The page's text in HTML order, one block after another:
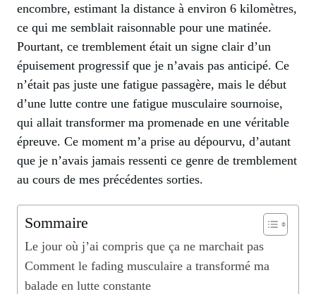
encombre, estimant la distance à environ 6 kilomètres,
ce qui me semblait raisonnable pour une matinée.
Pourtant, ce tremblement était un signe clair d’un
épuisement progressif que je n’avais pas anticipé. Ce
n’était pas juste une fatigue passagère, mais le début
d’une lutte contre une fatigue musculaire sournoise,
qui allait transformer ma promenade en une véritable
épreuve. Ce moment m’a prise au dépourvu, d’autant
que je n’avais jamais ressenti ce genre de tremblement
au cours de mes précédentes sorties.
Sommaire
Le jour où j’ai compris que ça ne marchait pas
Comment le fading musculaire a transformé ma
balade en lutte constante